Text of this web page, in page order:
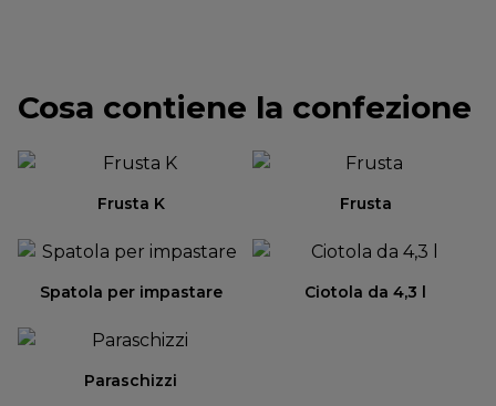
Cosa contiene la confezione
Frusta K Frusta
Spatola per impastare Ciotola da 4,3 l
Paraschizzi